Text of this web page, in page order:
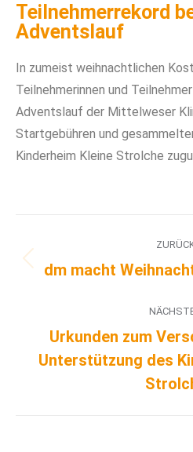
Teilnehmerrekord
Adventslauf
In zumeist weihnachtlichen
Teilnehmerinnen und
Adventslauf der Mittelweser
Startgebühren und
Kinderheim Kleine Strolche
dm macht
Urkunden zum
Unterstützung des